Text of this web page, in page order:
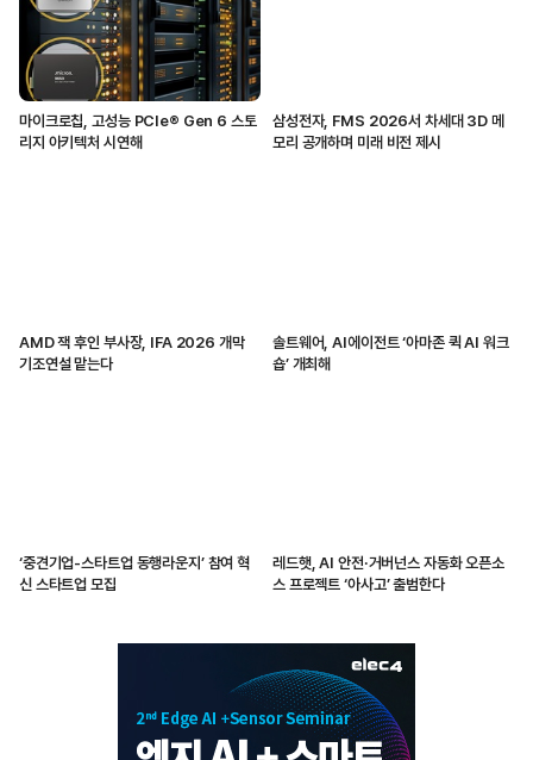
마이크로칩, 고성능 PCIe® Gen 6 스토
리지 아키텍처 시연해
삼성전자, FMS 2026서 차세대 3D 메
모리 공개하며 미래 비전 제시
AMD 잭 후인 부사장, IFA 2026 개막
기조연설 맡는다
솔트웨어, AI에이전트 ‘아마존 퀵 AI 워크
숍’ 개최해
‘중견기업-스타트업 동행라운지’ 참여 혁
신 스타트업 모집
레드햇, AI 안전·거버넌스 자동화 오픈소
스 프로젝트 ‘아사고’ 출범한다